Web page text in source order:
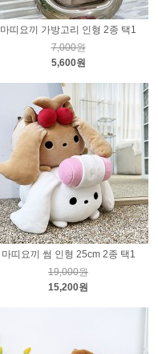
마띠요끼 가방고리 인형 2종 택1
7,000원
5,600원
마띠요끼 썸 인형 25cm 2종 택1
19,000원
15,200원